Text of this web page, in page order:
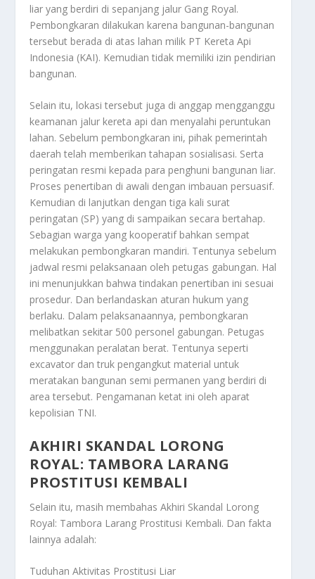
liar yang berdiri di sepanjang jalur Gang Royal.
Pembongkaran dilakukan karena bangunan-bangunan
tersebut berada di atas lahan milik PT Kereta Api
Indonesia (KAI). Kemudian tidak memiliki izin pendirian
bangunan.
Selain itu, lokasi tersebut juga di anggap mengganggu
keamanan jalur kereta api dan menyalahi peruntukan
lahan. Sebelum pembongkaran ini, pihak pemerintah
daerah telah memberikan tahapan sosialisasi. Serta
peringatan resmi kepada para penghuni bangunan liar.
Proses penertiban di awali dengan imbauan persuasif.
Kemudian di lanjutkan dengan tiga kali surat
peringatan (SP) yang di sampaikan secara bertahap.
Sebagian warga yang kooperatif bahkan sempat
melakukan pembongkaran mandiri. Tentunya sebelum
jadwal resmi pelaksanaan oleh petugas gabungan. Hal
ini menunjukkan bahwa tindakan penertiban ini sesuai
prosedur. Dan berlandaskan aturan hukum yang
berlaku. Dalam pelaksanaannya, pembongkaran
melibatkan sekitar 500 personel gabungan. Petugas
menggunakan peralatan berat. Tentunya seperti
excavator dan truk pengangkut material untuk
meratakan bangunan semi permanen yang berdiri di
area tersebut. Pengamanan ketat ini oleh aparat
kepolisian TNI.
AKHIRI SKANDAL LORONG
ROYAL: TAMBORA LARANG
PROSTITUSI KEMBALI
Selain itu, masih membahasAkhiri Skandal Lorong
Royal: Tambora Larang Prostitusi Kembali. Dan fakta
lainnya adalah:
Tuduhan Aktivitas Prostitusi Liar